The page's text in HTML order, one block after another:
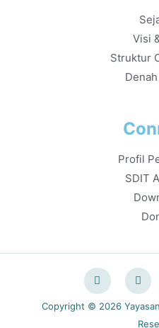
Visi
Struktur
Profil
SDIT
Copyright © 2026